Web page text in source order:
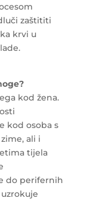
zaštititi
krvi u
kod žena.
kod osoba s
ali i
tijela
do perifernih